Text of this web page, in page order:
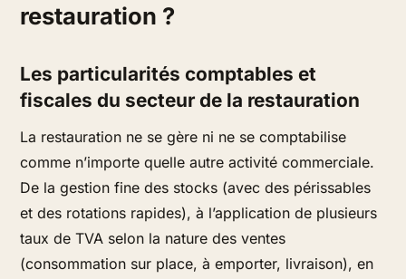
restauration ?
Les particularités comptables et
fiscales du secteur de la restauration
La restauration ne se gère ni ne se comptabilise
comme n’importe quelle autre activité commerciale.
De la gestion fine des stocks (avec des périssables
et des rotations rapides), à l’application de plusieurs
taux de TVA selon la nature des ventes
(consommation sur place, à emporter, livraison), en